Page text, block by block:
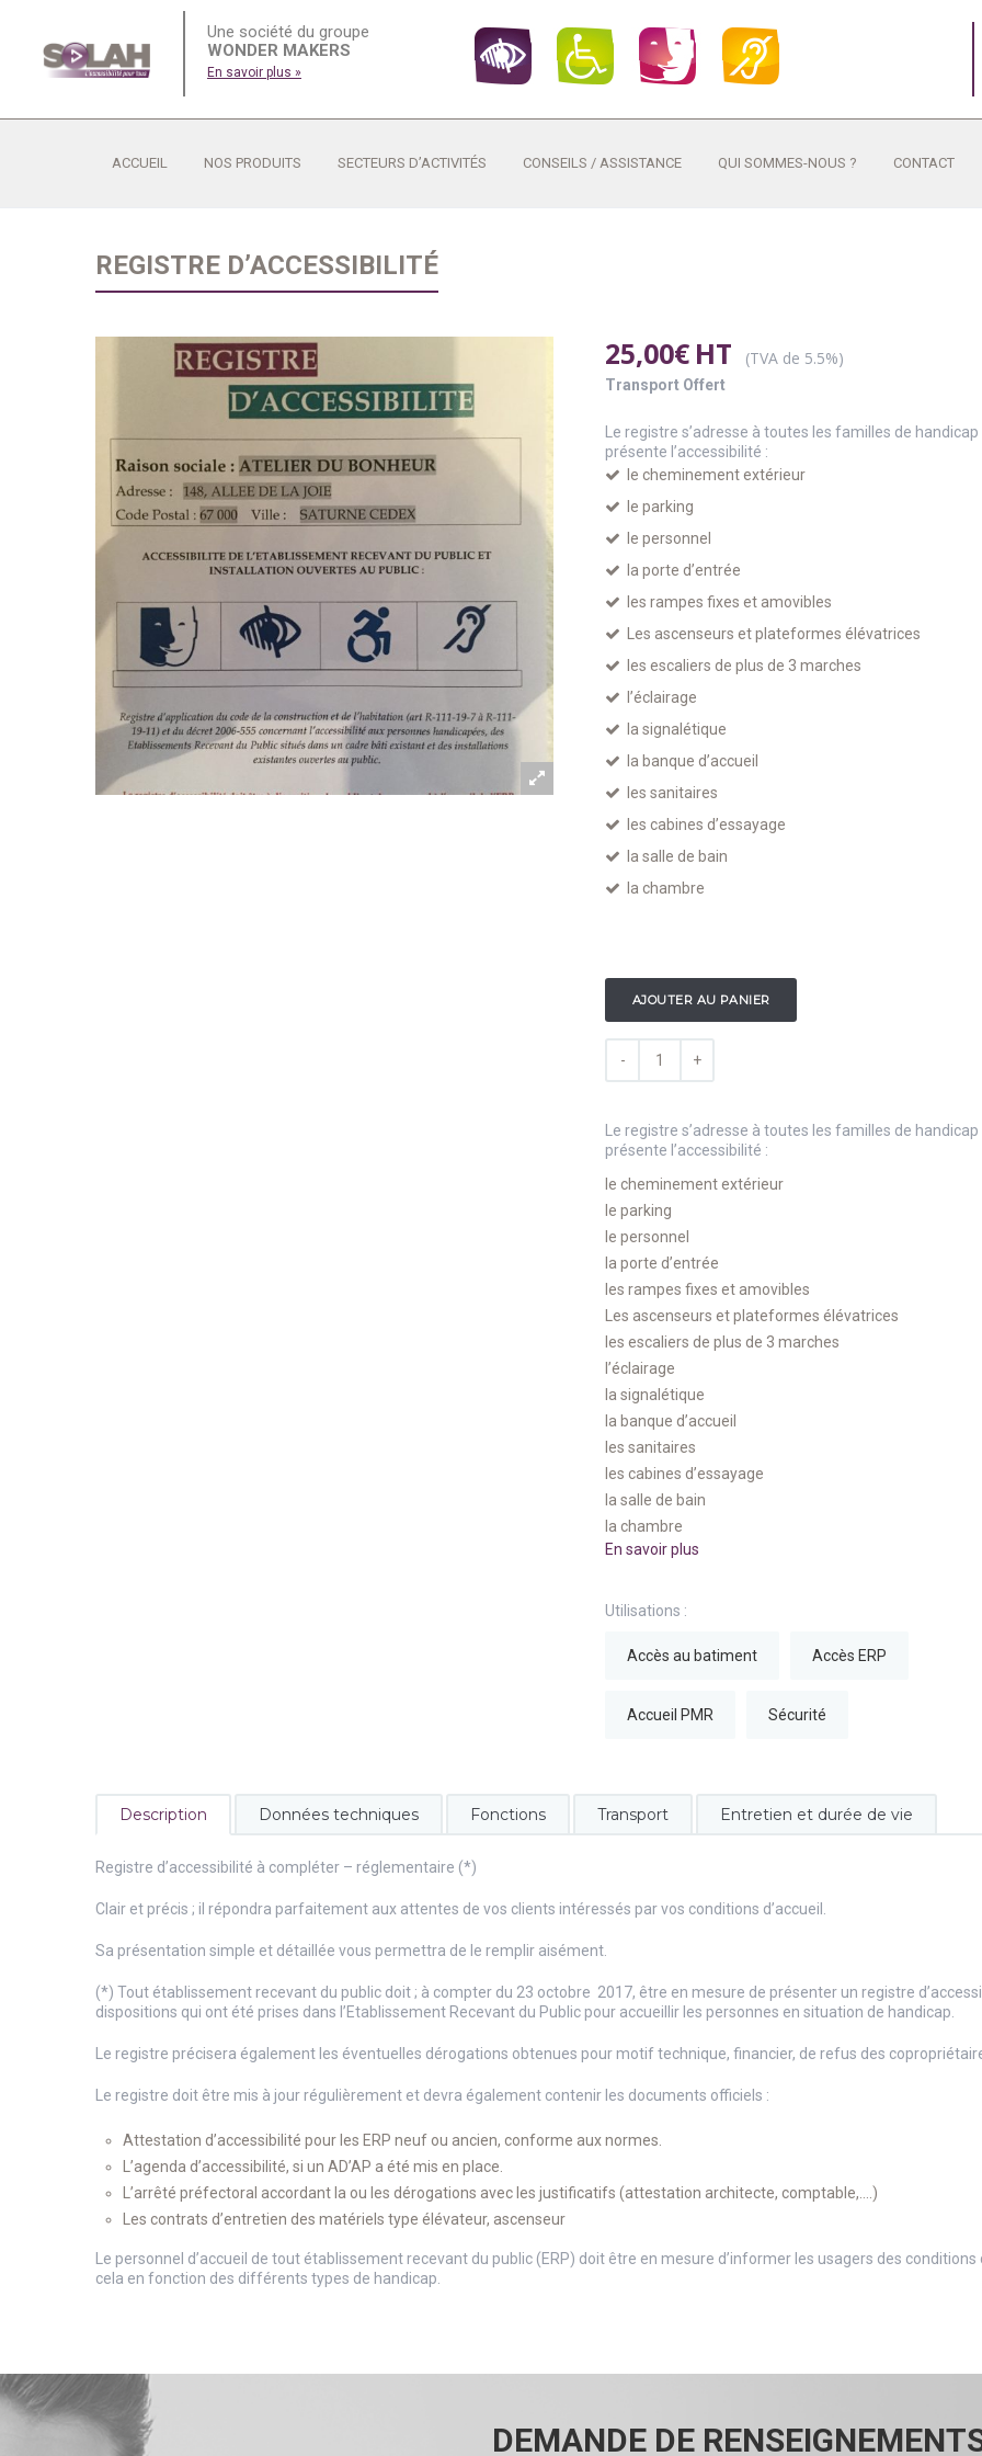
Une société du groupe
WONDER MAKERS
En savoir plus »
ACCUEIL NOS PRODUITS SECTEURS D’ACTIVITÉS CONSEILS / ASSISTANCE QUI SOMMES-NOUS ? CONTACT
REGISTRE D’ACCESSIBILITÉ
25,00€ HT (TVA de 5.5%)
Transport Offert
Le registre s’adresse à toutes les familles de
présente l’accessibilité :
le cheminement extérieur
le parking
le personnel
la porte d’entrée
les rampes fixes et amovibles
Les ascenseurs et plateformes élévatrices
les escaliers de plus de 3 marches
l’éclairage
la signalétique
la banque d’accueil
les sanitaires
les cabines d’essayage
la salle de bain
la chambre
AJOUTER AU PANIER
Le registre s’adresse à toutes les familles de
présente l’accessibilité :
le cheminement extérieur
le parking
le personnel
la porte d’entrée
les rampes fixes et amovibles
Les ascenseurs et plateformes élévatrices
les escaliers de plus de 3 marches
l’éclairage
la signalétique
la banque d’accueil
les sanitaires
les cabines d’essayage
la salle de bain
la chambre
En savoir plus
Utilisations :
Accès au batiment Accès ERP
Accueil PMR Sécurité
Description Données techniques Fonctions Transport Entretien et durée de vie
Registre d’accessibilité à compléter – réglementaire (*)
Clair et précis ; il répondra parfaitement aux attentes de vos clients intéressés par vos conditions d’accueil.
Sa présentation simple et détaillée vous permettra de le remplir aisément.
(*) Tout établissement recevant du public doit ; à compter du 23 octobre 2017, être en mesure de présenter un registre
dispositions qui ont été prises dans l’Etablissement Recevant du Public pour accueillir les personnes en situation de handicap.
Le registre précisera également les éventuelles dérogations obtenues pour motif technique, financier, de refus des
Le registre doit être mis à jour régulièrement et devra également contenir les documents officiels :
Attestation d’accessibilité pour les ERP neuf ou ancien, conforme aux normes.
L’agenda d’accessibilité, si un AD’AP a été mis en place.
L’arrêté préfectoral accordant la ou les dérogations avec les justificatifs (attestation architecte, comptable,….)
Les contrats d’entretien des matériels type élévateur, ascenseur
Le personnel d’accueil de tout établissement recevant du public (ERP) doit être en mesure d’informer les usagers des
cela en fonction des différents types de handicap.
DEMANDE DE